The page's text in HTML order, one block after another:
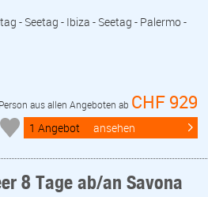
- Seetag - Ibiza - Seetag - Palermo -
aus allen Angeboten ab CHF 929
1 Angebot ansehen
8 Tage ab/an Savona